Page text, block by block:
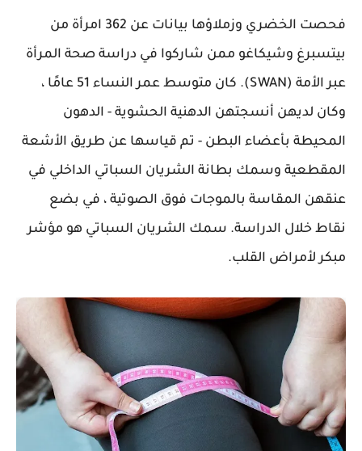
فحصت الخضري وزملاؤها بيانات عن 362 امرأة من
بيتسبرغ وشيكاغو ممن شاركوا في دراسة صحة المرأة
عبر الأمة (SWAN). كان متوسط عمر النساء 51 عامًا ،
وكان لديهن أنسجتهن الدهنية الحشوية - الدهون
المحيطة بأعضاء البطن - تم قياسها عن طريق الأشعة
المقطعية وسمك بطانة الشريان السباتي الداخلي في
عنقهن المقاسة بالموجات فوق الصوتية ، في بضع
نقاط خلال الدراسة. سمك الشريان السباتي هو مؤشر
مبكر لأمراض القلب.